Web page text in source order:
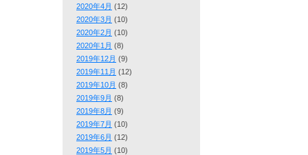
2020年4月 (12)
2020年3月 (10)
2020年2月 (10)
2020年1月 (8)
2019年12月 (9)
2019年11月 (12)
2019年10月 (8)
2019年9月 (8)
2019年8月 (9)
2019年7月 (10)
2019年6月 (12)
2019年5月 (10)